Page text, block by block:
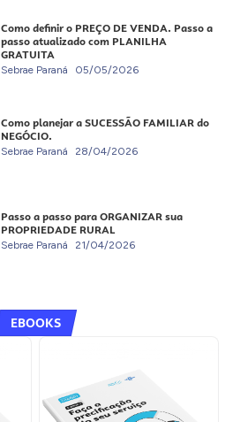
Como definir o PREÇO DE VENDA. Passo a
passo atualizado com PLANILHA
GRATUITA
Sebrae Paraná 05/05/2026
Como planejar a SUCESSÃO FAMILIAR do
NEGÓCIO.
Sebrae Paraná 28/04/2026
Passo a passo para ORGANIZAR sua
PROPRIEDADE RURAL
Sebrae Paraná 21/04/2026
EBOOKS